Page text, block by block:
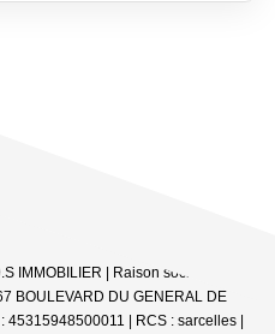
IMMOBILIER | Raison sociale : DS
BOULEVARD DU GENERAL DE
45315948500011 | RCS : sarcelles |